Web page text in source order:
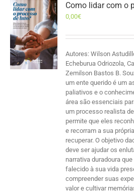
Como lidar com o
0,00€
Autores: Wilson
Echeburua Odriozola,
Zemilson Bastos B.
um ente querido é um
paliativos e o
área são essenciais
um processo realista
permite que eles
e recorram a sua
recuperar. O objetivo
deve ser ajudar os
narrativa duradoura
falecido à sua vida
compreender suas
valor e cultivar